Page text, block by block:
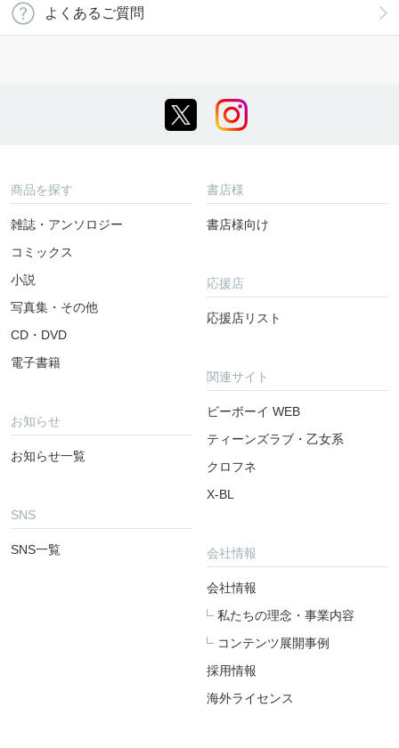
よくあるご質問
商品を探す
雑誌・アンソロジー
コミックス
小説
写真集・その他
CD・DVD
電子書籍
お知らせ
お知らせ一覧
SNS
SNS一覧
書店様
書店様向け
応援店
応援店リスト
関連サイト
ビーボーイ WEB
ティーンズラブ・乙女系
クロフネ
X-BL
会社情報
会社情報
私たちの理念・事業内容
コンテンツ展開事例
採用情報
海外ライセンス